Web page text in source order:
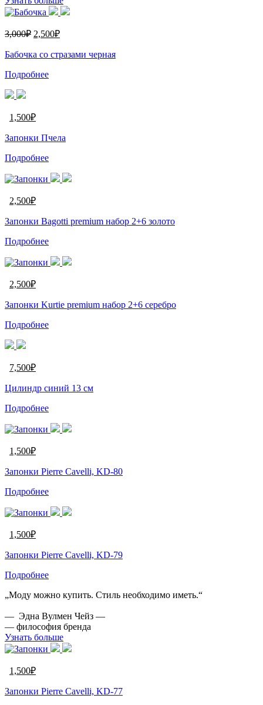
3,000₽ 2,500₽
Бабочка со стразами черная
Подробнее
1,500₽
Запонки Пчела
Подробнее
2,500₽
Запонки Bagotti premium набор 2+6 золото
Подробнее
2,500₽
Запонки Kurtie premium набор 2+6 серебро
Подробнее
7,500₽
Цилиндр синий 13 см
Подробнее
1,500₽
Запонки Pierre Cavelli, KD-80
Подробнее
1,500₽
Запонки Pierre Cavelli, KD-79
Подробнее
„Моду можно купить. Стиль необходимо иметь.“
— Эдна Вулмен Чейз —
— философия бренда
Узнать больше
1,500₽
Запонки Pierre Cavelli, KD-77